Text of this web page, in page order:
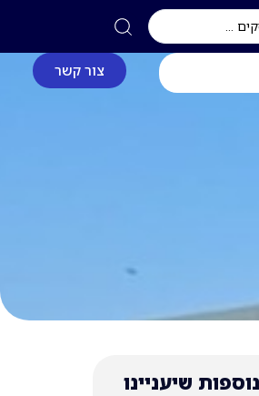
צור קשר
שיעניינו